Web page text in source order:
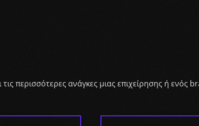
περισσότερες ανάγκες μιας επιχείρησης ή ενός